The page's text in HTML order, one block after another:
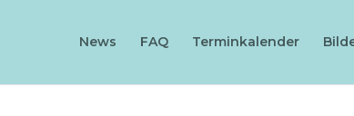
News FAQ Terminkalender